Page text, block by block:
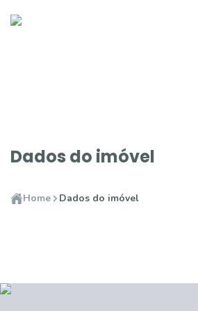
Dados do imóvel
Home Dados do imóvel